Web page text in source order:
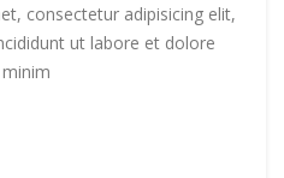
consectetur adipisicing elit,
ut labore et dolore